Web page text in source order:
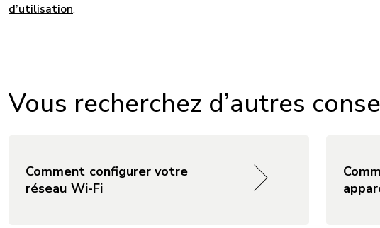
d’utilisation.
Vous recherchez d’autres
Comment configurer votre
réseau Wi-Fi